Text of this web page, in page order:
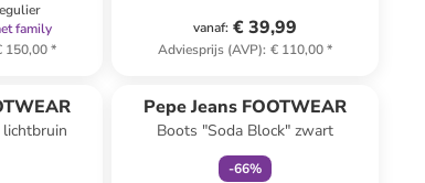
family
150,00*
vanaf: € 39,99
Adviesprijs (AVP): € 110,00*
Pepe Jeans FOOTWEAR
Boots "Soda Block" zwart
-66%